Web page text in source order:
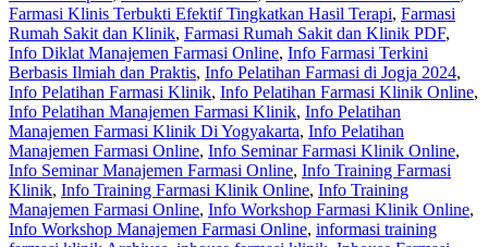
Farmasi Klinis Terbukti Efektif Tingkatkan Hasil Terapi, Farmasi
Rumah Sakit dan Klinik, Farmasi Rumah Sakit dan Klinik PDF,
Info Diklat Manajemen Farmasi Online, Info Farmasi Terkini
Berbasis Ilmiah dan Praktis, Info Pelatihan Farmasi di Jogja 2024,
Info Pelatihan Farmasi Klinik, Info Pelatihan Farmasi Klinik Online,
Info Pelatihan Manajemen Farmasi Klinik, Info Pelatihan
Manajemen Farmasi Klinik Di Yogyakarta, Info Pelatihan
Manajemen Farmasi Online, Info Seminar Farmasi Klinik Online,
Info Seminar Manajemen Farmasi Online, Info Training Farmasi
Klinik, Info Training Farmasi Klinik Online, Info Training
Manajemen Farmasi Online, Info Workshop Farmasi Klinik Online,
Info Workshop Manajemen Farmasi Online, informasi training